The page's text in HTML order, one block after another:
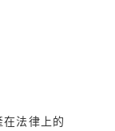
法律上的